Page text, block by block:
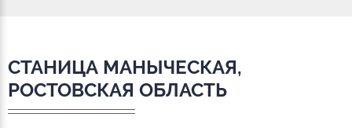
СТАНИЦА МАНЫЧЕСКАЯ,
РОСТОВСКАЯ ОБЛАСТЬ